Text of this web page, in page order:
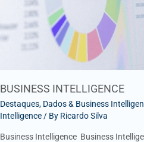
BUSINESS INTELLIGENCE
Destaques, Dados & Business
Intelligence / By Ricardo Silva
Business Intelligence Business